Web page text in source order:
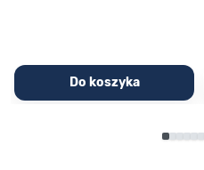
Do koszyka